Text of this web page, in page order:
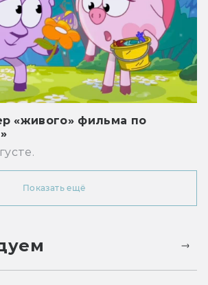
«живого» фильма по
Показать ещё